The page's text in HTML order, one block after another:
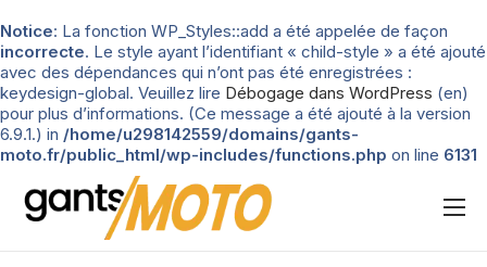
Notice: La fonction WP_Styles::add a été appelée de façon
incorrecte. Le style ayant l’identifiant « child-style » a été ajouté
avec des dépendances qui n’ont pas été enregistrées :
keydesign-global. Veuillez lire Débogage dans WordPress (en)
pour plus d’informations. (Ce message a été ajouté à la version
6.9.1.) in /home/u298142559/domains/gants-
moto.fr/public_html/wp-includes/functions.php on line 6131
Nos tests